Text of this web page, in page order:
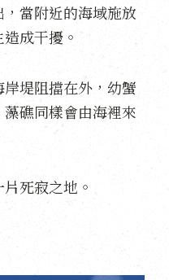
當附近的海域施放
成干擾。
堤阻擋在外，幼蟹
礁同樣會由海裡來
死寂之地。